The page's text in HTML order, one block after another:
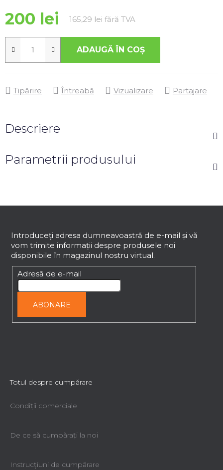
200 lei 165,29 lei fără TVA
ADAUGĂ ÎN COŞ
Tipărire Întreabă Vizualizare Partajare
Descriere
Parametrii produsului
Introduceţi adresa dumneavoastră de e-mail şi vă
vom trimite informaţii despre produsele noi
disponibile în magazinul nostru virtual.
Adresă de e-mail
ABONARE
Totul despre cumpărare
Condiții comerciale
De ce să cumpăraţi la noi
Instrucțiuni de cumpărare